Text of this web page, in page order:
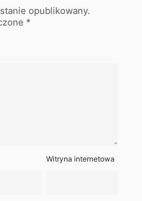
opublikowany.
*
Witryna internetowa